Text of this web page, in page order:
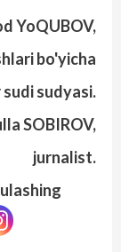
YoQUBOV,
bo'yicha
sudyasi.
SOBIROV,
jurnalist.